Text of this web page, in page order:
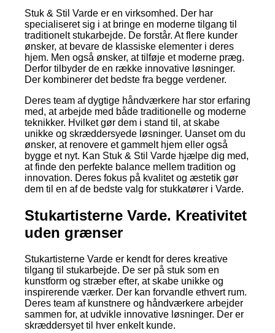
Stuk & Stil Varde er en virksomhed. Der har
specialiseret sig i at bringe en moderne tilgang til
traditionelt stukarbejde. De forstår. At flere kunder
ønsker, at bevare de klassiske elementer i deres
hjem. Men også ønsker, at tilføje et moderne præg.
Derfor tilbyder de en række innovative løsninger.
Der kombinerer det bedste fra begge verdener.
Deres team af dygtige håndværkere har stor erfaring
med, at arbejde med både traditionelle og moderne
teknikker. Hvilket gør dem i stand til, at skabe
unikke og skræddersyede løsninger. Uanset om du
ønsker, at renovere et gammelt hjem eller også
bygge et nyt. Kan Stuk & Stil Varde hjælpe dig med,
at finde den perfekte balance mellem tradition og
innovation. Deres fokus på kvalitet og æstetik gør
dem til en af de bedste valg for stukkatører i Varde.
Stukartisterne Varde. Kreativitet
uden grænser
Stukartisterne Varde er kendt for deres kreative
tilgang til stukarbejde. De ser på stuk som en
kunstform og stræber efter, at skabe unikke og
inspirerende værker. Der kan forvandle ethvert rum.
Deres team af kunstnere og håndværkere arbejder
sammen for, at udvikle innovative løsninger. Der er
skræddersyet til hver enkelt kunde.